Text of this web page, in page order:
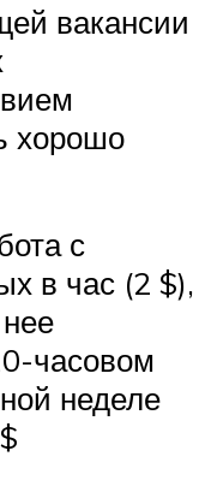
вакансии
хорошо
с
в час (2 $),
часовом
неделе